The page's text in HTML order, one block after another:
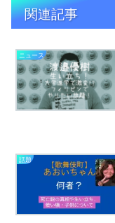
関連記事
ニュース
話題